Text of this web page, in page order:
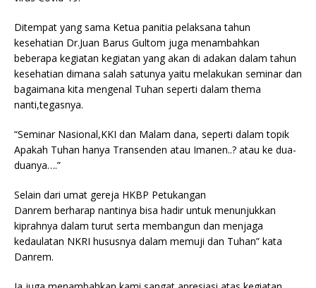
Ditempat yang sama Ketua panitia pelaksana tahun
kesehatian Dr.Juan Barus Gultom juga menambahkan
beberapa kegiatan kegiatan yang akan di adakan dalam tahun
kesehatian dimana salah satunya yaitu melakukan seminar dan
bagaimana kita mengenal Tuhan seperti dalam thema
nanti,tegasnya.
“Seminar Nasional,KKI dan Malam dana, seperti dalam topik
Apakah Tuhan hanya Transenden atau Imanen..? atau ke dua-
duanya….”
Selain dari umat gereja HKBP Petukangan
Danrem berharap nantinya bisa hadir untuk menunjukkan
kiprahnya dalam turut serta membangun dan menjaga
kedaulatan NKRI hususnya dalam memuji dan Tuhan” kata
Danrem.